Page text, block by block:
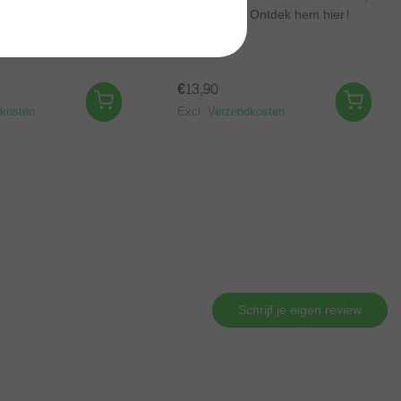
Languedoc. Ontdek hem hier!
€13,90
Excl. Verzendkosten
Schrijf je eigen review